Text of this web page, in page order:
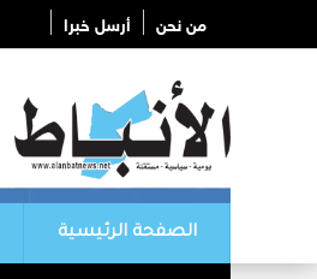
من نحن أرسل خبرا
الصفحة الرئيسية